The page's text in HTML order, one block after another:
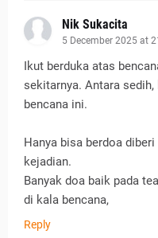
Nik Sukacita
5 December 2025 at
Ikut berduka atas
sekitarnya. Antara
bencana ini.
Hanya bisa berdoa
kejadian.
Banyak doa baik pada
di kala bencana,
Reply